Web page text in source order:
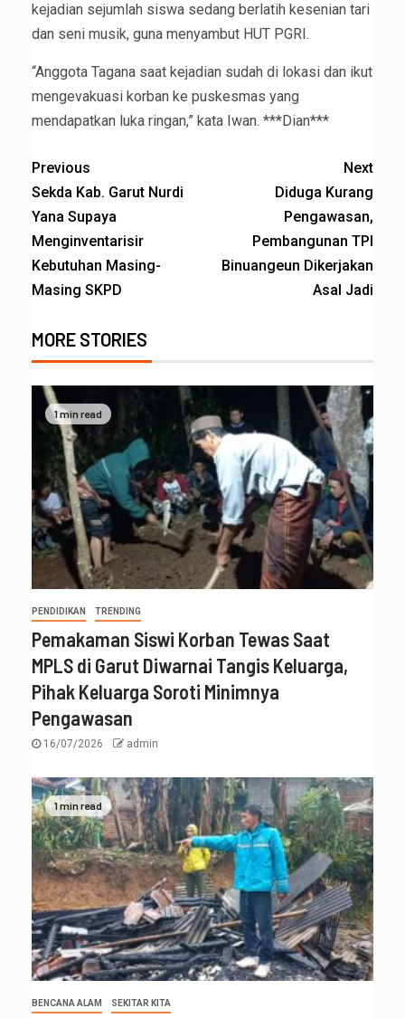
kejadian sejumlah siswa sedang berlatih kesenian tari
dan seni musik, guna menyambut HUT PGRI.
“Anggota Tagana saat kejadian sudah di lokasi dan ikut
mengevakuasi korban ke puskesmas yang
mendapatkan luka ringan,” kata Iwan. ***Dian***
Previous
Sekda Kab. Garut Nurdi
Yana Supaya
Menginventarisir
Kebutuhan Masing-
Masing SKPD
Next
Diduga Kurang
Pengawasan,
Pembangunan TPI
Binuangeun Dikerjakan
Asal Jadi
MORE STORIES
1 min read
PENDIDIKAN TRENDING
Pemakaman Siswi Korban Tewas Saat
MPLS di Garut Diwarnai Tangis Keluarga,
Pihak Keluarga Soroti Minimnya
Pengawasan
16/07/2026 admin
1 min read
BENCANA ALAM SEKITAR KITA